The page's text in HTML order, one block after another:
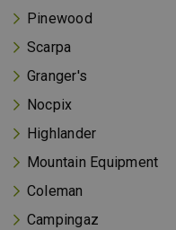
Pinewood
Scarpa
Granger's
Nocpix
Highlander
Mountain Equipment
Coleman
Campingaz